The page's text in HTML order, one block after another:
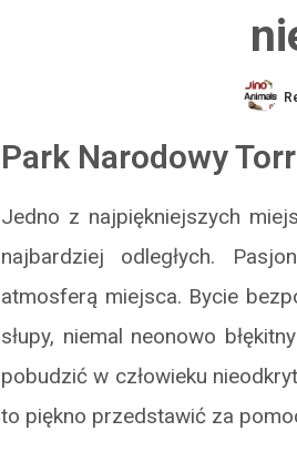
Park Narodowy
Jedno z najpiękniejszych
najbardziej odległych.
atmosferą miejsca. Bycie
słupy, niemal neonowo
pobudzić w człowieku
to piękno przedstawić za